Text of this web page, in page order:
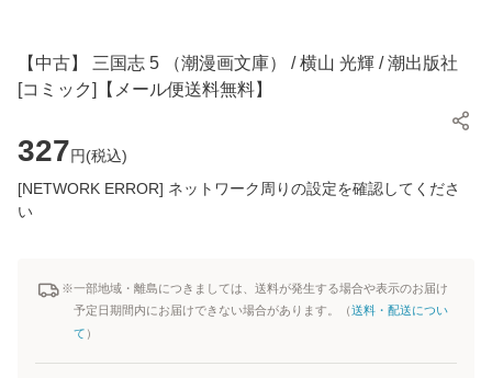
【中古】 三国志 5 （潮漫画文庫） / 横山 光輝 / 潮出版社
[コミック]【メール便送料無料】
327円(税込)
[NETWORK ERROR] ネットワーク周りの設定を確認してくださ
い
※一部地域・離島につきましては、送料が発生する場合や表示のお届け
予定日期間内にお届けできない場合があります。（送料・配送につい
て ）